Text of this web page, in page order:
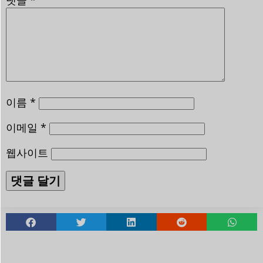
이름 *
이메일 *
웹사이트